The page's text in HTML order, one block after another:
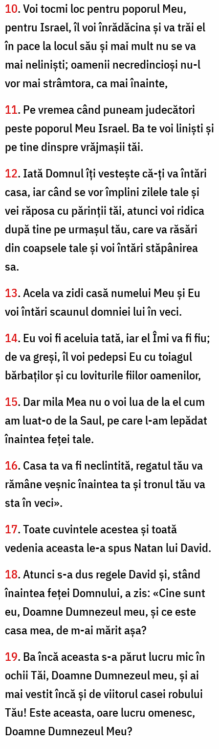
10. Voi tocmi loc pentru poporul Meu,
pentru Israel, îl voi înrădăcina şi va trăi el
în pace la locul său şi mai mult nu se va
mai nelinişti; oamenii necredincioşi nu-l
vor mai strâmtora, ca mai înainte,
11. Pe vremea când puneam judecători
peste poporul Meu Israel. Ba te voi linişti şi
pe tine dinspre vrăjmaşii tăi.
12. Iată Domnul îţi vesteşte că-ţi va întări
casa, iar când se vor împlini zilele tale şi
vei răposa cu părinţii tăi, atunci voi ridica
după tine pe urmaşul tău, care va răsări
din coapsele tale şi voi întări stăpânirea
sa.
13. Acela va zidi casă numelui Meu şi Eu
voi întări scaunul domniei lui în veci.
14. Eu voi fi aceluia tată, iar el Îmi va fi fiu;
de va greşi, îl voi pedepsi Eu cu toiagul
bărbaţilor şi cu loviturile fiilor oamenilor,
15. Dar mila Mea nu o voi lua de la el cum
am luat-o de la Saul, pe care l-am lepădat
înaintea feţei tale.
16. Casa ta va fi neclintită, regatul tău va
rămâne veşnic înaintea ta şi tronul tău va
sta în veci».
17. Toate cuvintele acestea şi toată
vedenia aceasta le-a spus Natan lui David.
18. Atunci s-a dus regele David şi, stând
înaintea feţei Domnului, a zis: «Cine sunt
eu, Doamne Dumnezeul meu, şi ce este
casa mea, de m-ai mărit aşa?
19. Ba încă aceasta s-a părut lucru mic în
ochii Tăi, Doamne Dumnezeul meu, şi ai
mai vestit încă şi de viitorul casei robului
Tău! Este aceasta, oare lucru omenesc,
Doamne Dumnezeul Meu?